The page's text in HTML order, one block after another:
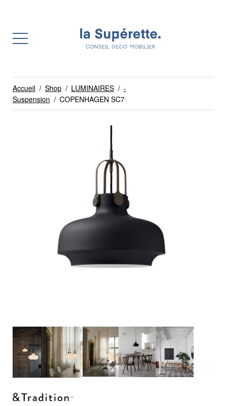
Accueil / Shop / LUMINAIRES / -
Suspension / COPENHAGEN SC7